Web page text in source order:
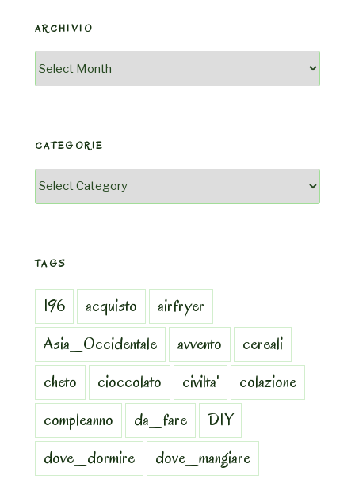
ARCHIVIO
Archivio
CATEGORIE
Categorie
TAGS
196 acquisto
airfryer
Asia_Occidentale
avvento
cereali
cheto
cioccolato civilta'
colazione
compleanno
da_fare
DIY
dove_dormire
dove_mangiare